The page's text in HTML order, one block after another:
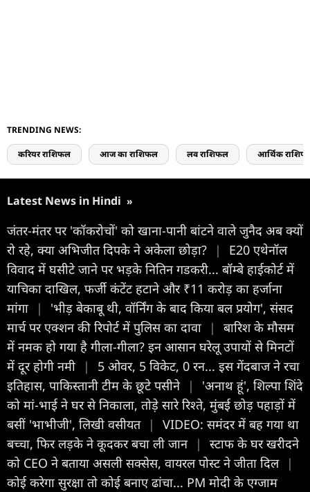
TRENDING NEWS:
करियर राशिफल आज का राशिफल लव राशिफल आर्थिक
Latest News in Hindi »
जंतर-मंतर पर 'कॉकरोचों' को खाना-पानी बांटने वाले जुनैद अब क्यों
रो रहे, क्या अभिजीत दिपके ने अकेला छोड़ा?
|
E20 एथेनॉल
विवाद में घसीटे जाने पर भड़के नितिन गडकरी... बॉम्बे हाईकोर्ट में
याचिका दाखिल, फर्जी कंटेंट हटाने और ₹11 करोड़ का हर्जाना
मांगा
|
'भीड़ बेकाबू थी, वॉर्निंग के बाद किया बल प्रयोग', संसद
मार्च पर एक्शन की रिपोर्ट में पुलिस का दावा
|
बारिश के मौसम
में नमक हो गया है गीला-गीला? इन आसान घरेलू उपायों से मिनटों
में दूर होगी नमी
|
5 ओवर, 5 विकेट, 0 रन... इस गेंदबाज ने रचा
इतिहास, पाकिस्तानी टीम के छूटे पसीने |
'अनाथ हूं', शिल्पा शिंदे
को मां-भाई ने घर से निकाला, तोड़े सारे रिश्ते, मुंबई छोड़ पहाड़ों में
बसीं 'भाभीजी', लिखी वसीयत |
VIDEO: समंदर में बह गया था
बच्चा, फिर लड़के ने कूदकर बचा ली जान |
स्टाफ के घर खरीदने
को CEO ने बताया असली सक्सेस, वायरल पोस्ट ने जीता दिल |
कोई करेगा सुरक्षा तो कोई बनाए ढांचा... PM मोदी के एग्जाम